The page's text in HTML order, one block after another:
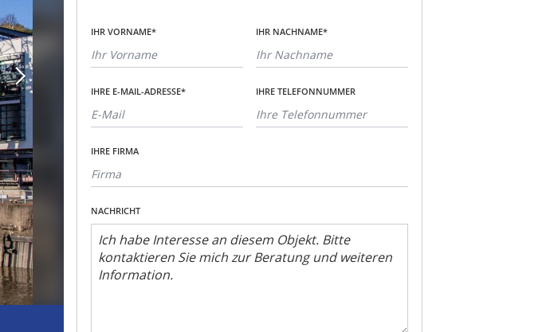
IHR VORNAME* IHR NACHNAME*
IHRE E-MAIL-ADRESSE* IHRE TELEFONNUMMER
IHRE FIRMA
NACHRICHT